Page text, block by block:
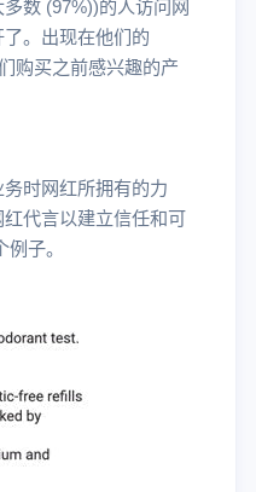
数 (97%))的人访问网
。出现在他们的
购买之前感兴趣的产
时网红所拥有的力
代言以建立信任和可
子。